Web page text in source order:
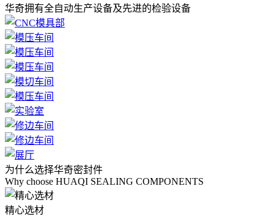
华奇拥有全自动生产设备及先进的检验设备
为什么选择华奇密封件
Why choose HUAQI SEALING COMPONENTS
精心选材